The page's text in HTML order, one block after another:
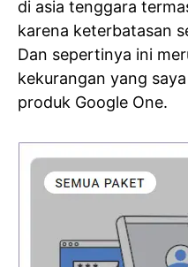
di asia tenggara
karena keterbatasan
Dan sepertinya ini
kekurangan yang
produk Google One.